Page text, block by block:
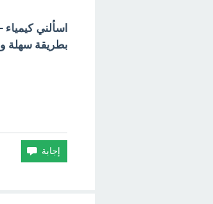
اسألني
بطريقة سهلة